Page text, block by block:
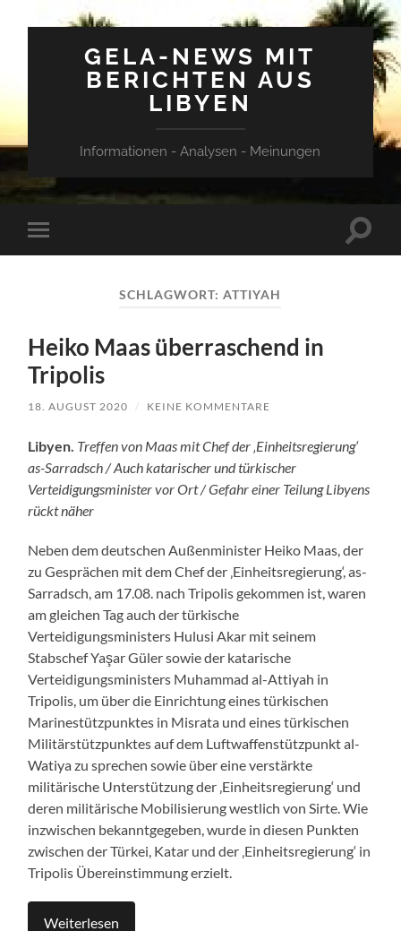
GELA-NEWS MIT
BERICHTEN AUS
LIBYEN
Informationen - Analysen - Meinungen
Mobile-
Menü
SCHLAGWORT:ATTIYAH
Heiko Maas überraschend in
Tripolis
18. AUGUST 2020 / KEINE KOMMENTARE
Libyen. Treffen von Maas mit Chef der ‚Einheitsregierung‘
as-Sarradsch / Auch katarischer und türkischer
Verteidigungsminister vor Ort / Gefahr einer Teilung Libyens
rückt näher
Neben dem deutschen Außenminister Heiko Maas, der
zu Gesprächen mit dem Chef der ‚Einheitsregierung‘, as-
Sarradsch, am 17.08. nach Tripolis gekommen ist, waren
am gleichen Tag auch der türkische
Verteidigungsministers Hulusi Akar mit seinem
Stabschef Yaşar Güler sowie der katarische
Verteidigungsministers Muhammad al-Attiyah in
Tripolis, um über die Einrichtung eines türkischen
Marinestützpunktes in Misrata und eines türkischen
Militärstützpunktes auf dem Luftwaffenstützpunkt al-
Watiya zu sprechen sowie über eine verstärkte
militärische Unterstützung der ‚Einheitsregierung‘ und
deren militärische Mobilisierung westlich von Sirte. Wie
inzwischen bekanntgegeben, wurde in diesen Punkten
zwischen der Türkei, Katar und der ‚Einheitsregierung‘ in
Tripolis Übereinstimmung erzielt.
Weiterlesen